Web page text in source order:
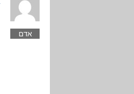
אדם